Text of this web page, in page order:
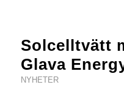
Solcelltvätt
Glava
NYHETER